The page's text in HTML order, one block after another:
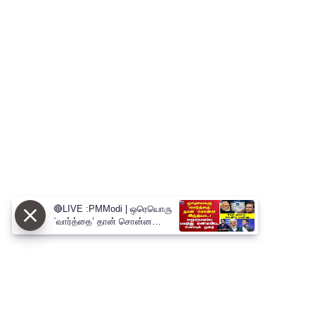
🔴LIVE :PMModi | ஒரெயொரு
`வார்த்தை’ தான் சொன்ன
இந்தியா..!மறுநொடியே பயந்து